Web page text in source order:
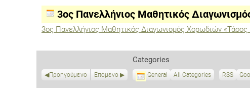
Διαγωνισμός
Χορωδιών
«Τάσος
Παππάς»
3ος Πανελλήνιος Μαθητικός
3ος Πανελλήνιος Μαθητικός Διαγωνισμός Χορωδιών
Προηγούμενο Επόμενο
Categories
General All Categories RSS
S